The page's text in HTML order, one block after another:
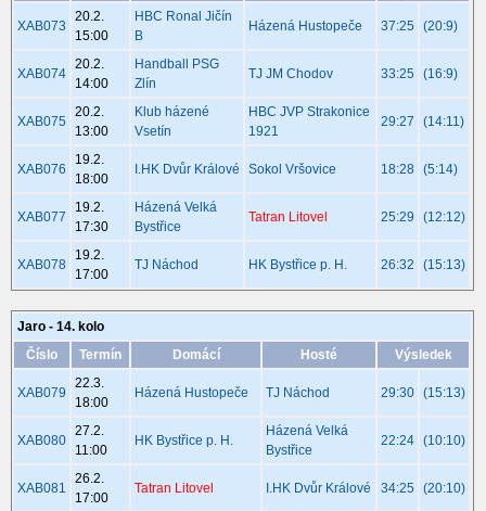
XAB073
20.2.
15:00
HBC Ronal Jičín
B
Házená Hustopeče 37:25 (20:9)
XAB074
20.2.
14:00
Handball PSG
Zlín
TJ JM Chodov 33:25 (16:9)
XAB075
20.2.
13:00
Klub házené
Vsetín
HBC JVP Strakonice
1921
29:27 (14:11)
XAB076
19.2.
18:00
I.HK Dvůr Králové Sokol Vršovice 18:28 (5:14)
XAB077
19.2.
17:30
Házená Velká
Bystřice
Tatran Litovel 25:29 (12:12)
XAB078
19.2.
17:00
TJ Náchod HK Bystřice p. H. 26:32 (15:13)
Jaro - 14. kolo
Číslo
Termín Domácí Hosté Výsledek
XAB079
22.3.
18:00
Házená Hustopeče TJ Náchod 29:30 (15:13)
XAB080
27.2.
11:00
HK Bystřice p. H.
Házená Velká
Bystřice
22:24 (10:10)
XAB081
26.2.
17:00
Tatran Litovel I.HK Dvůr Králové 34:25 (20:10)